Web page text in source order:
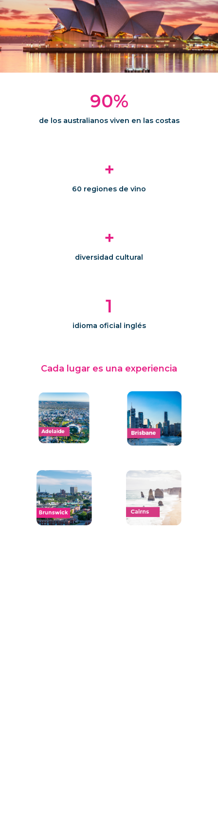
90%
de los australianos viven en las costas
+
60 regiones de vino
+
diversidad cultural
1
idioma oficial inglés
Cada lugar es una experiencia